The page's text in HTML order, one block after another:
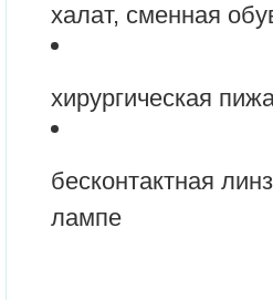
халат, сменная
хирургическая
бесконтактная
лампе